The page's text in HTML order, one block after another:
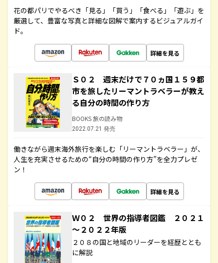
花の都パリでやるべき「見る」「買う」「食べる」「遊ぶ」を
厳選して、豊富な写真と詳細な図解で案内するビジュアルガイ
ド。
詳細を見る
Ｓ０２ 週末だけで７０ヵ国１５９都
市を旅したリーマントラベラーが教え
る自分の時間の作り方
BOOKS 旅の読み物
2022.07.21 発売
働きながら週末海外旅行を楽しむ「リーマントラベラー」が、
人生を充実させるための“自分の時間の作り方”を全力プレゼ
ン！
詳細を見る
Ｗ０２ 世界の指導者図鑑 ２０２１
～２０２２年版
２０８の国と地域のリーダーを経歴ととも
に解説